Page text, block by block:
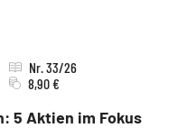
5 Aktien im Fokus
Nr. 33/26
8,90 €